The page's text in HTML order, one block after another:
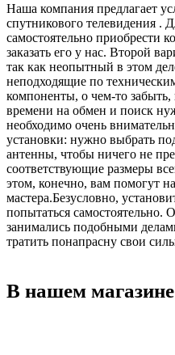
Наша компания предлагает
спутникового телевидения .
самостоятельно приобрести
заказать его у нас. Второй
так как неопытный в этом
неподходящие по
компоненты, о чем-то
времени на обмен и поиск
необходимо очень
установки: нужно выбрать
антенны, чтобы ничего не
соответствующие размеры
этом, конечно, вам помогут
мастера.Безусловно,
попытаться самостоятельно.
занимались подобными
тратить понапрасну свои
В нашем